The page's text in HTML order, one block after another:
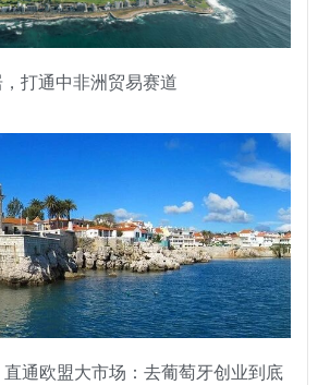
打通中非洲贸易赛道
通欧盟大市场：去葡萄牙创业到底